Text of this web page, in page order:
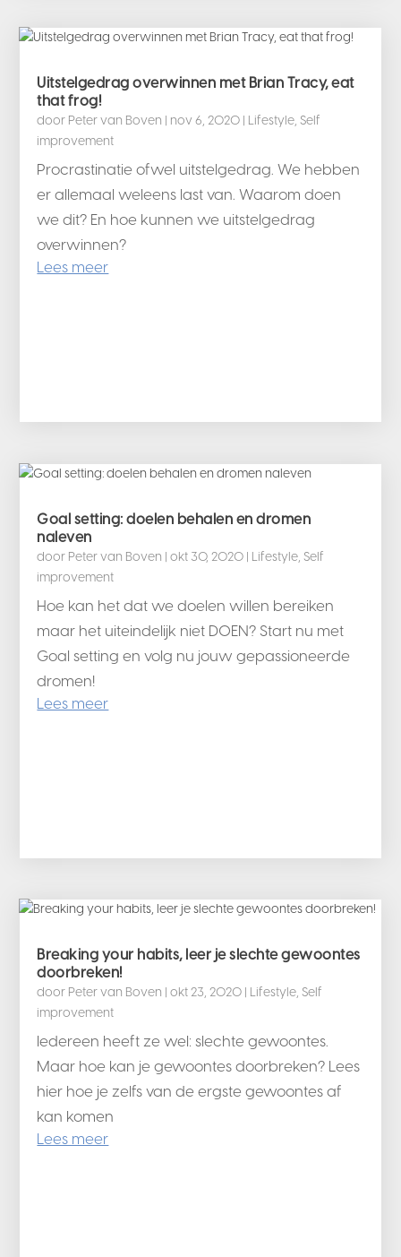
Uitstelgedrag overwinnen met Brian Tracy, eat
that frog!
door Peter van Boven | nov 6, 2020 | Lifestyle, Self
improvement
Procrastinatie ofwel uitstelgedrag. We hebben
er allemaal weleens last van. Waarom doen
we dit? En hoe kunnen we uitstelgedrag
overwinnen?
Lees meer
Goal setting: doelen behalen en dromen
naleven
door Peter van Boven |okt 30, 2020 | Lifestyle, Self
improvement
Hoe kan het dat we doelen willen bereiken
maar het uiteindelijk niet DOEN? Start nu met
Goal setting en volg nu jouw gepassioneerde
dromen!
Lees meer
Breaking your habits, leer je slechte gewoontes
doorbreken!
door Peter van Boven |okt 23, 2020 | Lifestyle, Self
improvement
Iedereen heeft ze wel: slechte gewoontes.
Maar hoe kan je gewoontes doorbreken? Lees
hier hoe je zelfs van de ergste gewoontes af
kan komen
Lees meer